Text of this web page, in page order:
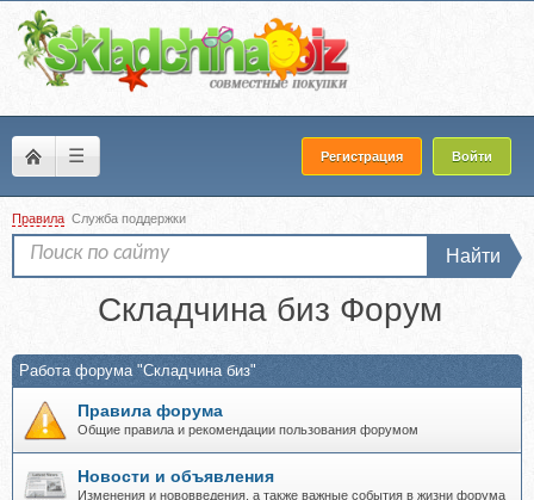
☰ Регистрация Войти
Правила Служба поддержки
Найти
Складчина биз Форум
Работа форума "Складчина биз"
Правила форума
Общие правила и рекомендации пользования форумом
Новости и объявления
Изменения и нововведения, а также важные события в жизни форума